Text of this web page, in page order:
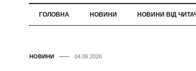
ГОЛОВНА НОВИНИ НОВИНИ ВІД
НОВИНИ 04.06.2026